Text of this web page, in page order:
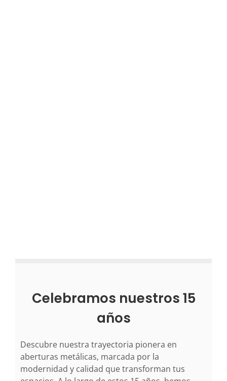
Celebramos nuestros 15
años
Descubre nuestra trayectoria pionera en
aberturas metálicas, marcada por la
modernidad y calidad que transforman tus